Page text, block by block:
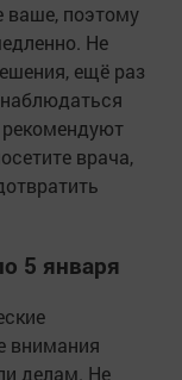
поэтому
Не
ещё раз
врача,
5 января
внимания
делам. Не